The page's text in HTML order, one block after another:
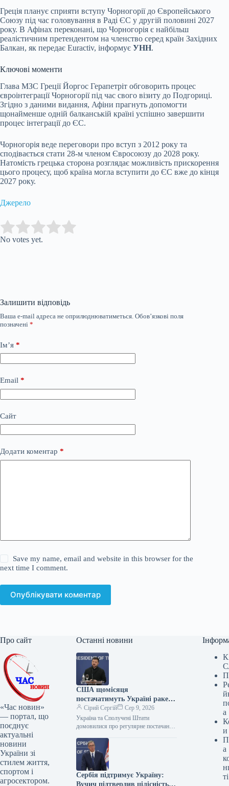
Греція планує сприяти вступу Чорногорії до Європейського
Союзу під час головування в Раді ЄС у другій половині 2027
року. В Афінах переконані, що Чорногорія є найбільш
реалістичним претендентом на членство серед країн Західних
Балкан, як передає Euractiv, інформує УНН.
Ключові моменти
Глава МЗС Греції Йоргос Герапетріт обговорить процес
євроінтеграції Чорногорії під час свого візиту до Подгориці.
Згідно з даними видання, Афіни прагнуть допомогти
щонайменше одній балканській країні успішно завершити
процес інтеграції до ЄС.
Чорногорія веде переговори про вступ з 2012 року та
сподівається стати 28-м членом Євросоюзу до 2028 року.
Натомість грецька сторона розглядає можливість прискорення
цього процесу, щоб країна могла вступити до ЄС вже до кінця
2027 року.
Джерело
Rate this item:
No votes yet.
Залишити відповідь
Ваша e-mail адреса не оприлюднюватиметься. Обов’язкові поля
позначені *
Ім’я *
Email *
Сайт
Додати коментар *
Save my name, email and website in this browser for the
next time I comment.
Опублікувати коментар
Про сайт
«Час новин»
— портал, що
поєднує
актуальні
новини
України зі
стилем життя,
спортом і
агросектором.
Останні новини
США щомісяця
постачатимуть Україні ракети
для Patriot
Сірий Сергій
Сер 9, 2026
Україна та Сполучені Штати
домовилися про регулярне постачання
протиповітряної оборони Patriot. Про
це Президент України Володимир
Сербія підтримує Україну:
Вучич підтвердив цілісність
а
и
а
ті